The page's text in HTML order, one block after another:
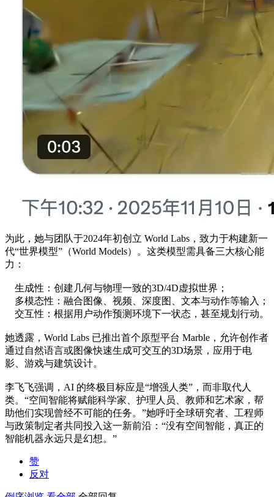
为此，她与团队于2024年初创立 World Labs，致力于构建新一
代“世界模型”（World Models）。这类模型需具备三大核心能
力：
生成性：创建几何与物理一致的3D/4D虚拟世界；
多模态性：融合图像、视频、深度图、文本与动作等输入；
交互性：根据用户动作预测环境下一状态，甚至规划行动。
她透露，World Labs 已推出首个原型平台 Marble，允许创作者
通过自然语言或图像快速生成可交互的3D场景，应用于电
影、游戏与建筑设计。
李飞飞强调，AI 的终极目标应是“增强人类”，而非取代人
类。“空间智能将赋能科学家、护理人员、教师和艺术家，帮
助他们实现曾经不可能的任务。”她呼吁全球研究者、工程师
与政策制定者共同投入这一新前沿：“没有空间智能，真正的
智能机器永远只是幻想。”
赞
反对